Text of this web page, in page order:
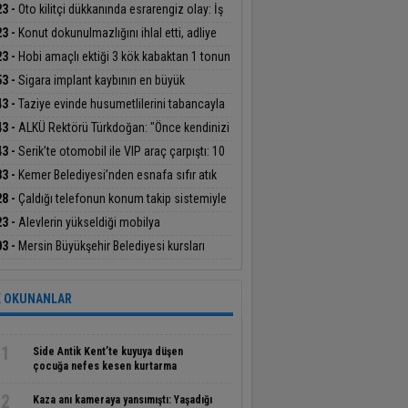
- Oto kilitçi dükkanında esrarengiz olay: İş
ve genç kadın ölü bulundu
- Konut dokunulmazlığını ihlal etti, adliye
10 fidan dikti
- Hobi amaçlı ektiği 3 kök kabaktan 1 tonun
ürün aldı
- Sigara implant kaybının en büyük
biri
- Taziye evinde husumetlilerini tabancayla
- ALKÜ Rektörü Türkdoğan: "Önce kendinizi
sonra bölüm seçin"
- Serik’te otomobil ile VIP araç çarpıştı: 10
- Kemer Belediyesi’nden esnafa sıfır atık
- Çaldığı telefonun konum takip sistemiyle
tutuklandı
- Alevlerin yükseldiği mobilya
yaşanan yangın apartmanda
- Mersin Büyükşehir Belediyesi kursları
OKUNANLAR
1
Side Antik Kent’te kuyuya düşen
çocuğa nefes kesen kurtarma
2
Kaza anı kameraya yansımıştı: Yaşadığı